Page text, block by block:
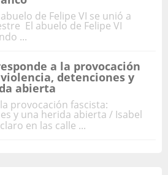
de Felipe VI se unió a
El abuelo de Felipe VI
...
a la provocación
detenciones y
abierta
provocación fascista:
y una herida abierta / Isabel
en las calle ...